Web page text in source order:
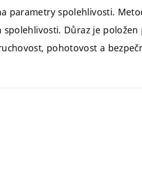
parametry spolehlivosti.
spolehlivosti. Důraz je
pohotovost a